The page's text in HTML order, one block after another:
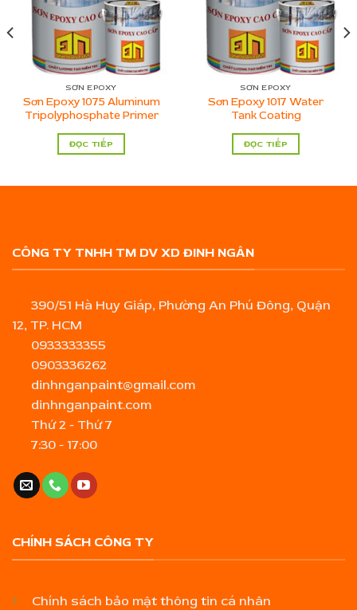
SƠN EPOXY
Sơn Epoxy 1075 Aluminum
Tripolyphosphate Primer
ĐỌC TIẾP
SƠN EPOXY
Sơn Epoxy 1017 Water
Tank Coating
ĐỌC TIẾP
CÔNG TY TNHH TM DV XD ĐINH NGÂN
390/51 Hà Huy Giáp, Phường An Phú Đông, Quận
12, TP. HCM
0933333355
0903336262
dinhnganpaint@gmail.com
dinhnganpaint.com
Thứ 2 - Thứ 7
7:30 - 17:00
CHÍNH SÁCH CÔNG TY
Chính sách bảo mật thông tin cá nhân